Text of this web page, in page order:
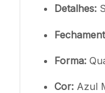
Detalhes:
Forma:
Cor: Azul